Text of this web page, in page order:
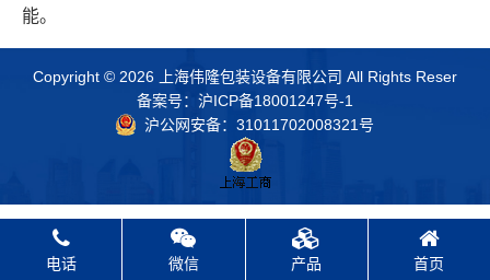
能。
Copyright © 2026 上海伟隆包装设备有限公司 All Rights Reser
备案号： 沪ICP备18001247号-1
沪公网安备：31011702008321号
电话 微信 产品 首页